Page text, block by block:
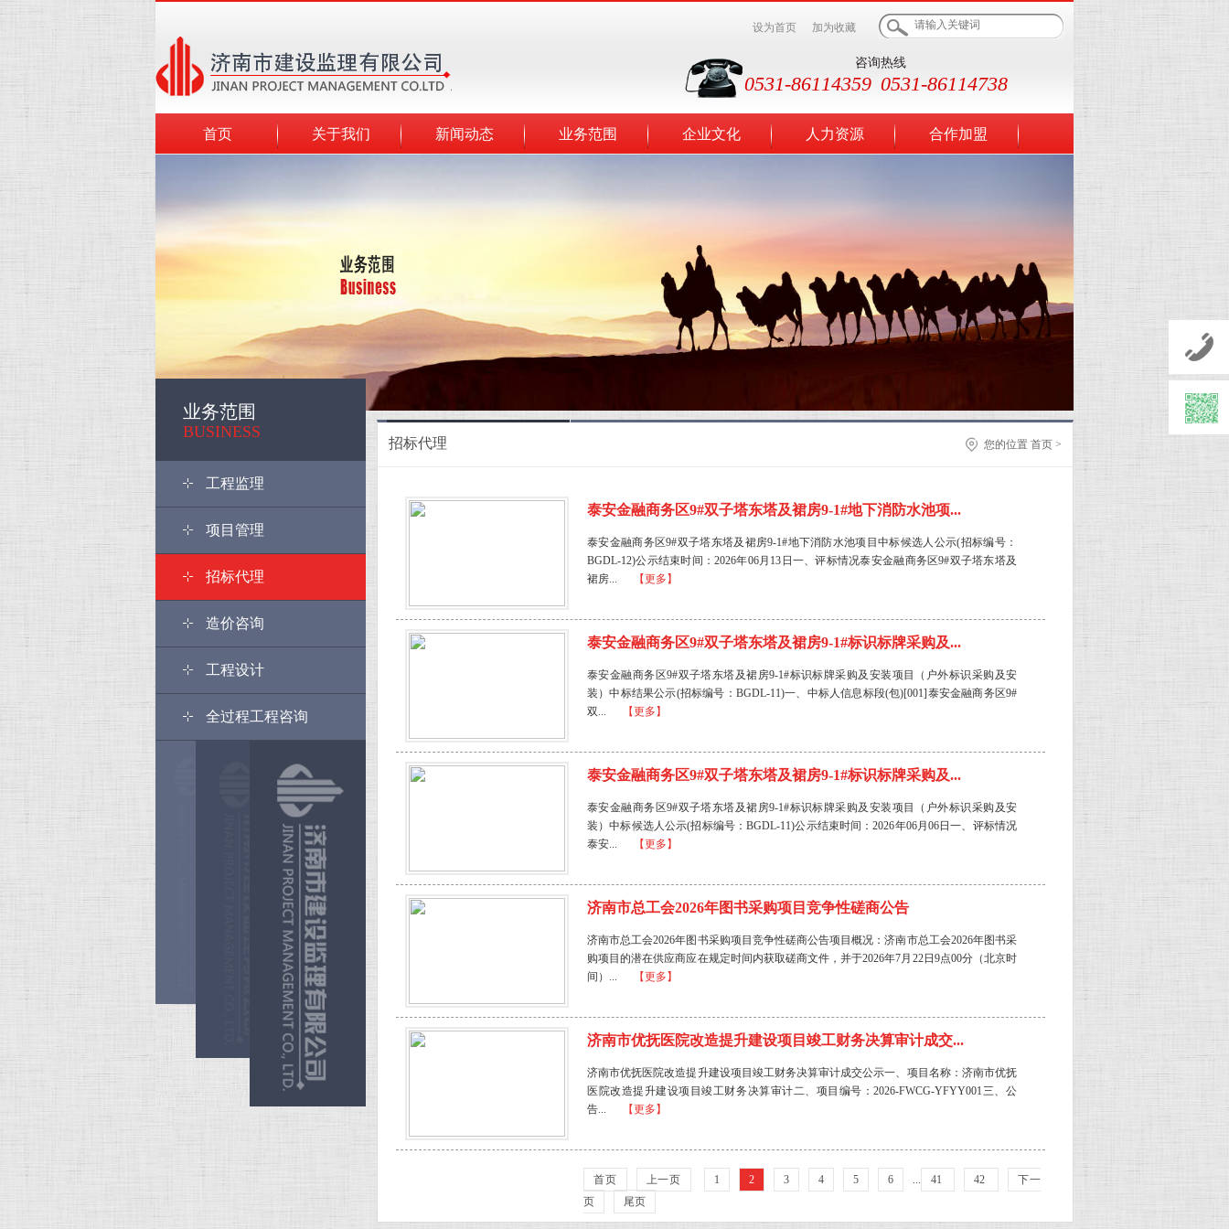
设为首页 加为收藏
咨询热线
0531-86114359 0531-86114738
首页 关于我们 新闻动态 业务范围 企业文化 人力资源 合作加盟
业务范围
BUSINESS
工程监理
项目管理
招标代理
造价咨询
工程设计
全过程工程咨询
招标代理 您的位置 首页 >
泰安金融商务区9#双子塔东塔及裙房9-1#地下消防水池项...
泰安金融商务区9#双子塔东塔及裙房9-1#地下消防水池项目中标候选人公示(招标编号：
BGDL-12)公示结束时间：2026年06月13日一、评标情况泰安金融商务区9#双子塔东塔及
裙房...
【更多】
泰安金融商务区9#双子塔东塔及裙房9-1#标识标牌采购及...
泰安金融商务区9#双子塔东塔及裙房9-1#标识标牌采购及安装项目（户外标识采购及安
装）中标结果公示(招标编号：BGDL-11)一、中标人信息标段(包)[001]泰安金融商务区9#
双...
【更多】
泰安金融商务区9#双子塔东塔及裙房9-1#标识标牌采购及...
泰安金融商务区9#双子塔东塔及裙房9-1#标识标牌采购及安装项目（户外标识采购及安
装）中标候选人公示(招标编号：BGDL-11)公示结束时间：2026年06月06日一、评标情况
泰安...
【更多】
济南市总工会2026年图书采购项目竞争性磋商公告
济南市总工会2026年图书采购项目竞争性磋商公告项目概况：济南市总工会2026年图书采
购项目的潜在供应商应在规定时间内获取磋商文件，并于2026年7月22日9点00分（北京时
间）...
【更多】
济南市优抚医院改造提升建设项目竣工财务决算审计成交...
济南市优抚医院改造提升建设项目竣工财务决算审计成交公示一、项目名称：济南市优抚
医院改造提升建设项目竣工财务决算审计二、项目编号：2026-FWCG-YFYY001三、公
告...
【更多】
首页 上一页 1 2 3 4 5 6 ... 41 42
下一
页
尾页